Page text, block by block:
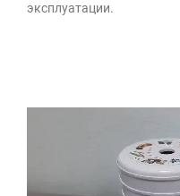
эксплуатации.